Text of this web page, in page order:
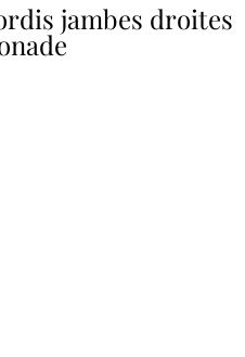
jambes droites